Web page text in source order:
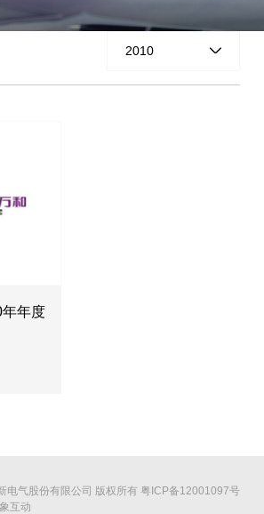
2010
年度
电气股份有限公司 版权所有 粤ICP备12001097号
互动